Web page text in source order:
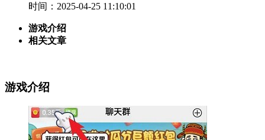
时间：2025-04-25 11:10:01
游戏介绍
相关文章
游戏介绍